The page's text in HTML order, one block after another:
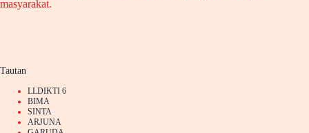
masyarakat.
Tautan
LLDIKTI 6
BIMA
SINTA
ARJUNA